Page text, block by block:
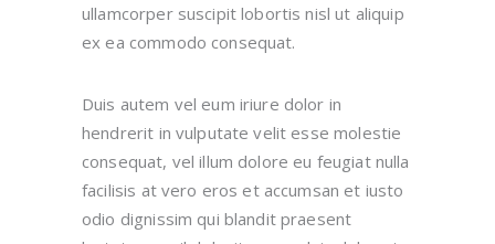
ullamcorper suscipit lobortis nisl ut aliquip
ex ea commodo consequat.
Duis autem vel eum iriure dolor in
hendrerit in vulputate velit esse molestie
consequat, vel illum dolore eu feugiat nulla
facilisis at vero eros et accumsan et iusto
odio dignissim qui blandit praesent